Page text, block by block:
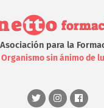
Asociación para la
Organismo sin ánimo de